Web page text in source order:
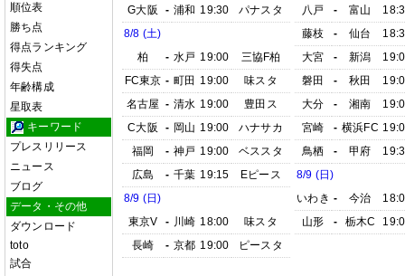
順位表
勝ち点
得点ランキング
得失点
年齢構成
星取表
キーワード
プレスリリース
ニュース
ブログ
データ・その他
ダウンロード
toto
試合
G大阪
- 浦和 19:30
パナスタ
8/8 (土)
柏
- 水戸 19:00
三協F柏
FC東京 - 町田 19:00
味スタ
名古屋 - 清水 19:00
豊田ス
C大阪
- 岡山 19:00
ハナサカ
福岡
- 神戸 19:00
ベススタ
広島
- 千葉 19:15
Eピース
8/9 (日)
東京V
- 川崎 18:00
味スタ
長崎
- 京都 19:00 ピースタ
八戸
- 富山
藤枝
- 仙台
大宮
- 新潟
磐田
- 秋田
大分
- 湘南
宮崎
- 横浜FC
鳥栖
- 甲府
8/9 (日)
いわき - 今治
山形
- 栃木C